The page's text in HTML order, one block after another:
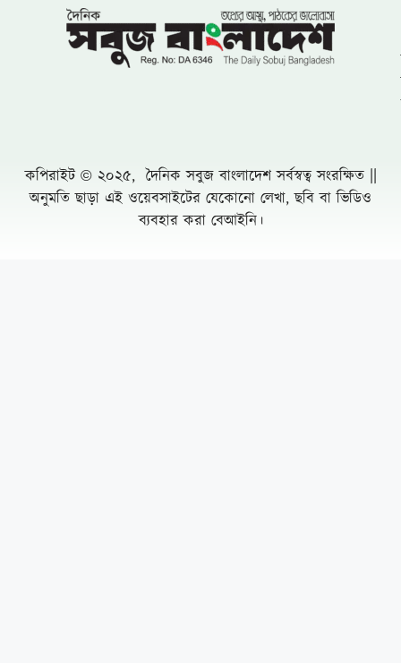
যে জাল থেকে রেহাই পাচ্ছে না জল জীবনের কেউ-
নলডাঙ্গায় প্রসাশনকে বৃদ্ধাঙ্গুল দেখিয়ে পোনা মাছ
নিধনের মহোৎসব
শ্রীমঙ্গলে দলীয় নেতা তাজ উদ্দিনকে পাশে পেয়ে
কান্নায় ভেঙে পড়লেন প্রক্ষাঘাতগ্রস্থ বিএনপি